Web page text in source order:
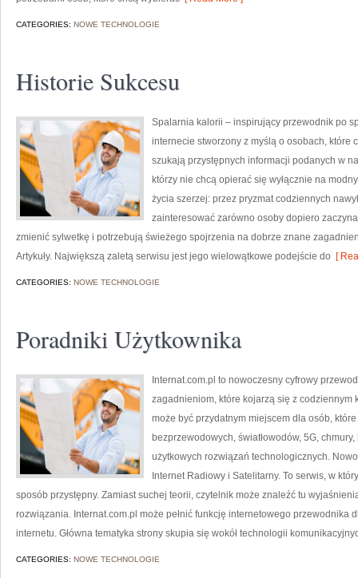
CATEGORIES: NOWE TECHNOLOGIE
Historie Sukcesu
Spalarnia kalorii – inspirujący przewodnik po
internecie stworzony z myślą o osobach, które
szukają przystępnych informacji podanych w
którzy nie chcą opierać się wyłącznie na
życia szerzej: przez pryzmat codziennych
zainteresować zarówno osoby dopiero
zmienić sylwetkę i potrzebują świeżego spojrzenia na dobrze znane
Artykuły. Największą zaletą serwisu jest jego wielowątkowe podejście do [
CATEGORIES: NOWE TECHNOLOGIE
Poradniki Użytkownika
Internat.com.pl to nowoczesny cyfrowy
zagadnieniom, które kojarzą się z codziennym
może być przydatnym miejscem dla osób,
bezprzewodowych, światłowodów, 5G,
użytkowych rozwiązań technologicznych.
Internet Radiowy i Satelitarny. To serwis, w
sposób przystępny. Zamiast suchej teorii, czytelnik może znaleźć tu
rozwiązania. Internat.com.pl może pełnić funkcję internetowego przewodnika
internetu. Główna tematyka strony skupia się wokół technologii
CATEGORIES: NOWE TECHNOLOGIE